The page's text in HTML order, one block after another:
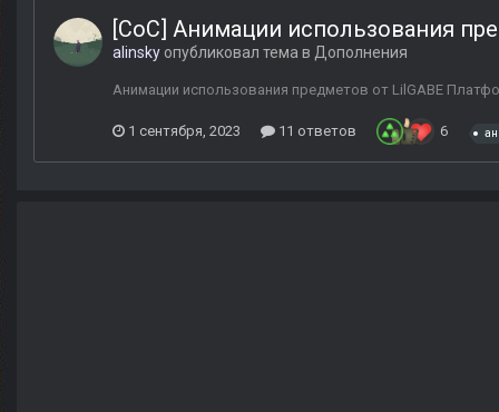
[CoC] Анимации использования
alinsky опубликовал тема в Дополнения
Анимации использования предметов от LilGABE
1 сентября, 2023 11 ответов 6